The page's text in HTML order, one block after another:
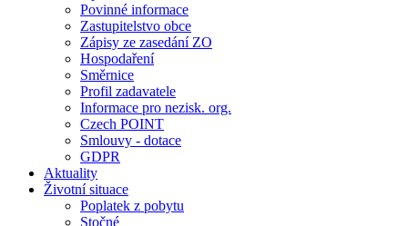
Povinné informace
Zastupitelstvo obce
Zápisy ze zasedání ZO
Hospodaření
Směrnice
Profil zadavatele
Informace pro nezisk. org.
Czech POINT
Smlouvy - dotace
GDPR
Aktuality
Životní situace
Poplatek z pobytu
Stočné